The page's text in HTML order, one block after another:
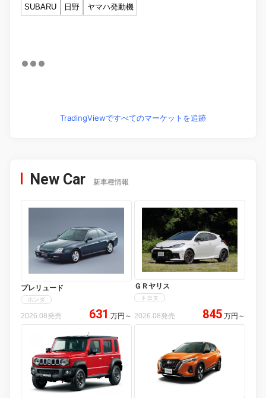
SUBARU
日野 ヤマハ発動機
TradingViewですべてのマーケットを追跡
New Car 新車種情報
プレリュード
ホンダ
2026.08発売 631 万円 ～
ＧＲヤリス
トヨタ
2026.08発売 845 万円 ～